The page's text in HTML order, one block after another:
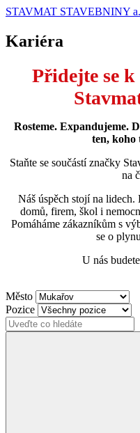
STAVMAT STAVEBNINY
Kariéra
Přidejte se k
Rosteme. Expandujeme.
ten, koho
Staňte se součástí značky
na
Náš úspěch stojí na
domů, firem, škol i
Pomáháme zákazníkům s
se o
U nás
Město
Pozice